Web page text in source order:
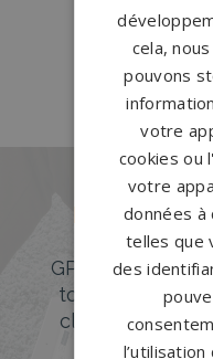
Pompes
Pompes
Des pierres
GPG Granit
tombales en
classiques ou
cela,
pouvons
votre
cookies ou
votre
données à
telles que
des